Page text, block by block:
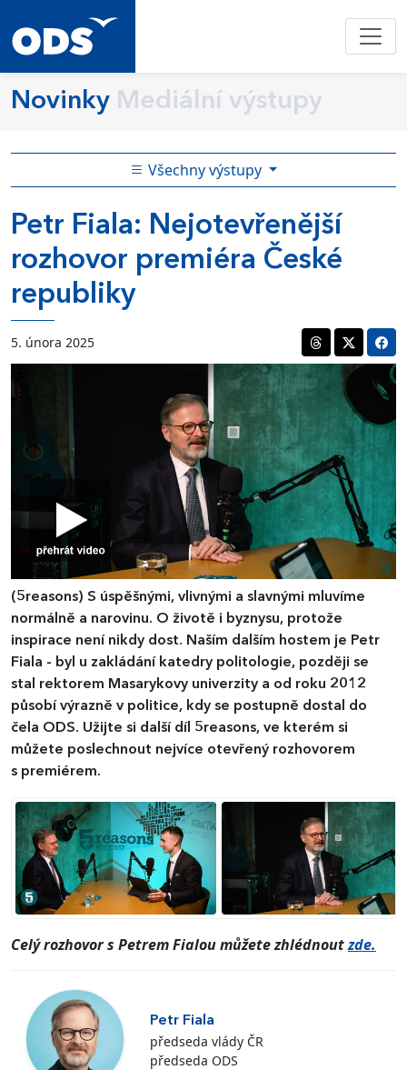
Novinky Mediální výstupy
Všechny výstupy
Petr Fiala: Nejotevřenější
rozhovor premiéra České
republiky
5. února 2025
(5reasons) S úspěšnými, vlivnými a slavnými mluvíme
normálně a narovinu. O životě i byznysu, protože
inspirace není nikdy dost. Naším dalším hostem je Petr
Fiala - byl u zakládání katedry politologie, později se
stal rektorem Masarykovy univerzity a od roku 2012
působí výrazně v politice, kdy se postupně dostal do
čela ODS. Užijte si další díl 5reasons, ve kterém si
můžete poslechnout nejvíce otevřený rozhovorem
s premiérem.
Celý rozhovor s Petrem Fialou můžete zhlédnoutzde.
Petr Fiala
předseda vlády ČR
předseda ODS